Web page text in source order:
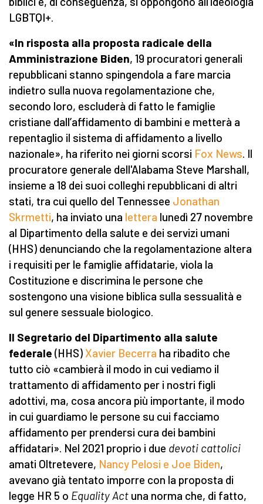
LGBTQI+.
«In risposta alla proposta radicale della
Amministrazione Biden, 19 procuratori generali
repubblicani stanno spingendola a fare marcia
indietro sulla nuova regolamentazione che,
secondo loro, escluderà di fatto le famiglie
cristiane dall’affidamento di bambini e metterà a
repentaglio il sistema di affidamento a livello
nazionale», ha riferito nei giorni scorsi Fox News. Il
procuratore generale dell'Alabama Steve Marshall,
insieme a 18 dei suoi colleghi repubblicani di altri
stati, tra cui quello del Tennessee Jonathan
Skrmetti, ha inviato una lettera lunedì 27 novembre
al Dipartimento della salute e dei servizi umani
(HHS) denunciando che la regolamentazione altera
i requisiti per le famiglie affidatarie, viola la
Costituzione e discrimina le persone che
sostengono una visione biblica sulla sessualità e
sul genere sessuale biologico.
Il Segretario del Dipartimento alla salute
federale (HHS)Xavier Becerra ha ribadito che
tutto ciò «cambierà il modo in cui vediamo il
trattamento di affidamento per i nostri figli
adottivi, ma, cosa ancora più importante, il modo
in cui guardiamo le persone su cui facciamo
affidamento per prendersi cura dei bambini
affidatari». Nel 2021 proprio i due devoti cattolici
amati Oltretevere, Nancy Pelosi e Joe Biden,
avevano già tentato imporre con la proposta di
legge HR 5 o Equality Act una norma che, di fatto,